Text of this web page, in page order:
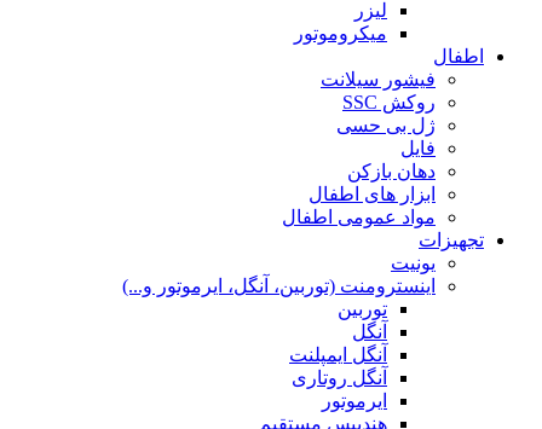
لیزر
میکروموتور
اطفال
فیشور سیلانت
روکش SSC
ژل بی حسی
فایل
دهان بازکن
ابزار های اطفال
مواد عمومی اطفال
تجهیزات
یونیت
اینسترومنت (توربین، آنگل، ایرموتور و...)
توربین
آنگل
آنگل ایمپلنت
آنگل روتاری
ایرموتور
هندپیس مستقیم